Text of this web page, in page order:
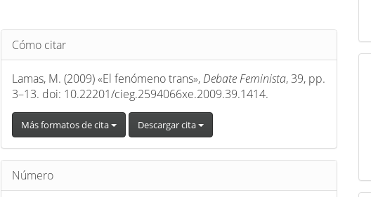
Detalles
del
artículo
Cómo citar
Lamas, M. (2009) «El fenómeno trans», Debate Feminista, 39, pp.
3–13. doi: 10.22201/cieg.2594066xe.2009.39.1414.
Más formatos de cita Descargar cita
Número